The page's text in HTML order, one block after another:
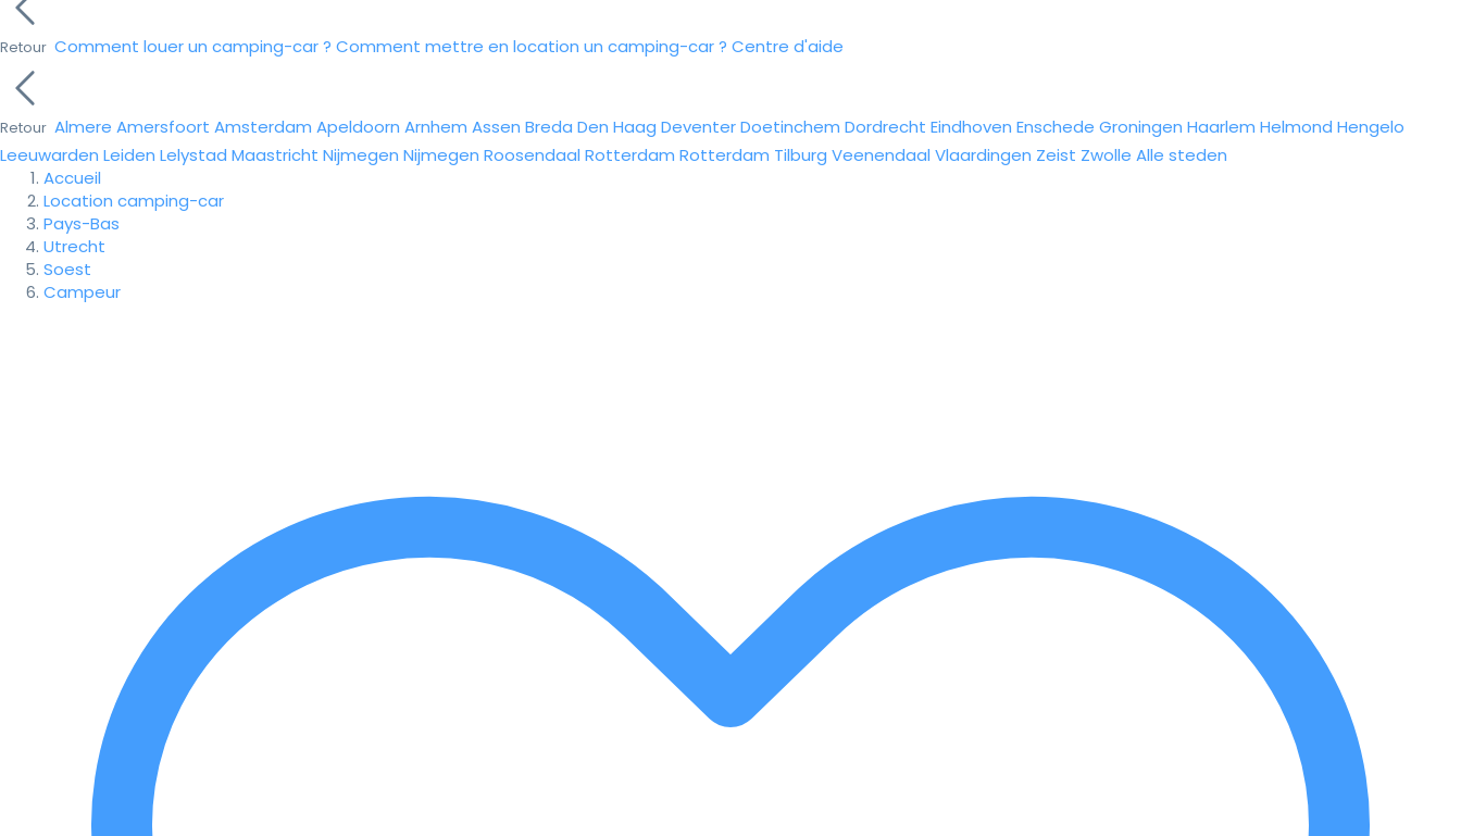
Retour Comment louer un camping-car ? Comment mettre en location un camping-car ? Centre d'aide
Retour Almere Amersfoort Amsterdam Apeldoorn Arnhem Assen Breda Den Haag DeventerDoetinchem Dordrecht Eindhoven Enschede Groningen Haarlem Helmond Hengelo
Leeuwarden Leiden Lelystad Maastricht Nijmegen Nijmegen Roosendaal Rotterdam Rotterdam Tilburg Veenendaal Vlaardingen Zeist Zwolle Alle steden
Accueil
Location camping-car
Pays-Bas
Utrecht
Soest
Campeur